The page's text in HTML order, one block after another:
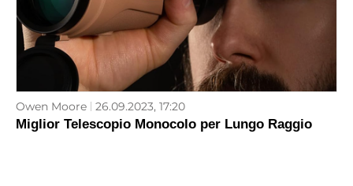
Owen Moore 26.09.2023, 17:20
Miglior Telescopio Monocolo per Lungo Raggio